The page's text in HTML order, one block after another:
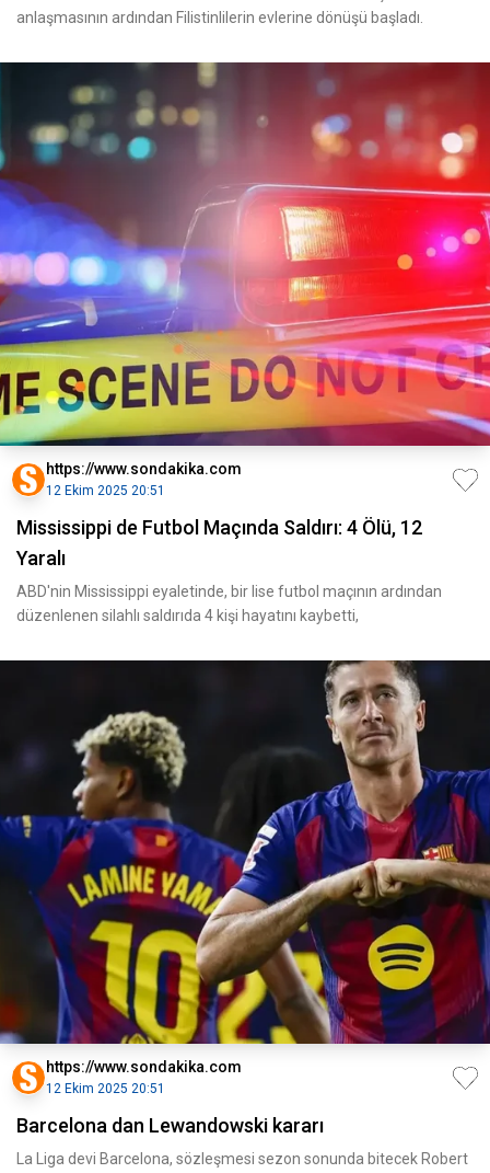
anlaşmasının ardından Filistinlilerin evlerine dönüşü başladı.
https://www.sondakika.com
12 Ekim 2025 20:51
Mississippi de Futbol Maçında Saldırı: 4 Ölü, 12
Yaralı
ABD'nin Mississippi eyaletinde, bir lise futbol maçının ardından
düzenlenen silahlı saldırıda 4 kişi hayatını kaybetti,
https://www.sondakika.com
12 Ekim 2025 20:51
Barcelona dan Lewandowski kararı
La Liga devi Barcelona, sözleşmesi sezon sonunda bitecek Robert